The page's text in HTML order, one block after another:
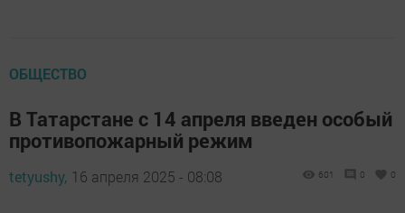
ОБЩЕСТВО
В Татарстане с 14 апреля введен особый
противопожарный режим
tetyushy, 16 апреля 2025 - 08:08 601 0 0